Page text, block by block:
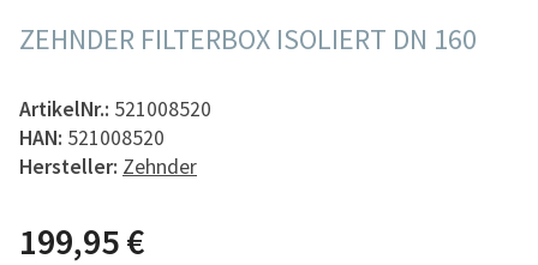
ZEHNDER FILTERBOX ISOLIERT DN 160
ArtikelNr.: 521008520
HAN: 521008520
Hersteller: Zehnder
199,95 €